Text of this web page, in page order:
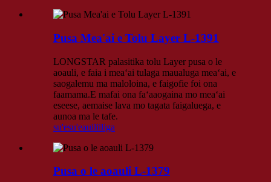
Pusa Mea'ai e Tolu Layer L-1391
LONGSTAR palasitika tolu Layer pusa o le
aoauli, e faia i meaʻai tulaga maualuga meaʻai, e
saogalemu ma maloloina, e faigofie foi ona
faamama.E mafai ona faʻaaogaina mo meaʻai
eseese, aemaise lava mo tagata faigaluega, e
aunoa ma le tafe.
su'esu'eauiliiliga
Pusa o le aoauli L-1379